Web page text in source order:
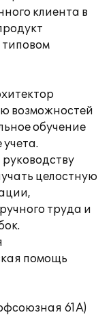
клиента в
типовом
возможностей
обучение
учета.
целостную
труда и
помощь
61А)